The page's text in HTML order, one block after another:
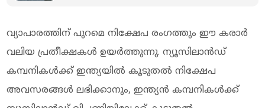
ഗലിബാഫ്
വ്യാപാരത്തിന് പുറമെ നിക്ഷേപ രംഗത്തും ഈ കരാർ
വലിയ പ്രതീക്ഷകൾ ഉയർത്തുന്നു. ന്യൂസിലാൻഡ്
കമ്പനികൾക്ക് ഇന്ത്യയിൽ കൂടുതൽ നിക്ഷേപ
അവസരങ്ങൾ ലഭിക്കാനും, ഇന്ത്യൻ കമ്പനികൾക്ക്